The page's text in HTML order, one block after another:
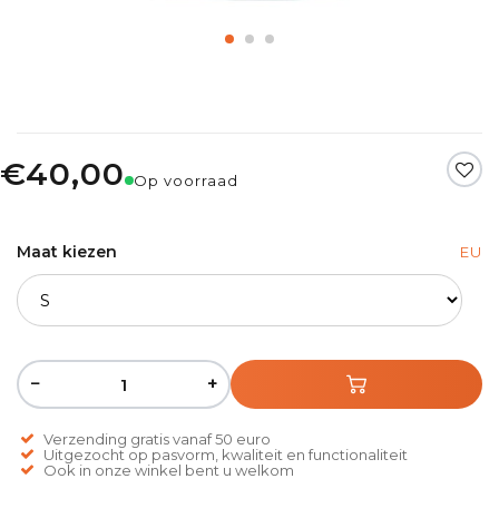
€40,00 Op voorraad
Maat kiezen EU
− +
Verzending gratis vanaf 50 euro
Uitgezocht op pasvorm, kwaliteit en functionaliteit
Ook in onze winkel bent u welkom